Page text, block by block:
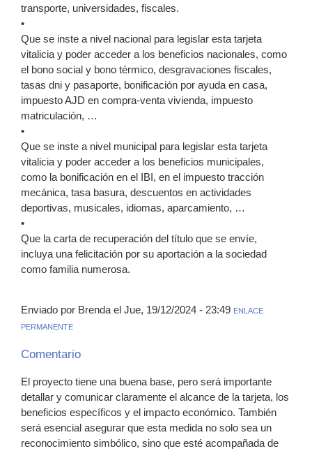
transporte, universidades, fiscales.
•
Que se inste a nivel nacional para legislar esta tarjeta
vitalicia y poder acceder a los beneficios nacionales, como
el bono social y bono térmico, desgravaciones fiscales,
tasas dni y pasaporte, bonificación por ayuda en casa,
impuesto AJD en compra-venta vivienda, impuesto
matriculación, …
•
Que se inste a nivel municipal para legislar esta tarjeta
vitalicia y poder acceder a los beneficios municipales,
como la bonificación en el IBI, en el impuesto tracción
mecánica, tasa basura, descuentos en actividades
deportivas, musicales, idiomas, aparcamiento, …
•
Que la carta de recuperación del título que se envíe,
incluya una felicitación por su aportación a la sociedad
como familia numerosa.
Enviado por Brenda el Jue, 19/12/2024 - 23:49 ENLACE
PERMANENTE
Comentario
El proyecto tiene una buena base, pero será importante
detallar y comunicar claramente el alcance de la tarjeta, los
beneficios específicos y el impacto económico. También
será esencial asegurar que esta medida no solo sea un
reconocimiento simbólico, sino que esté acompañada de